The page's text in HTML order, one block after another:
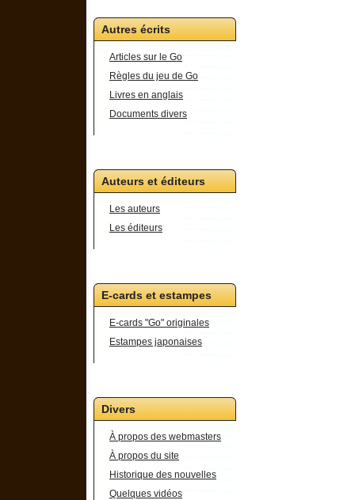
Autres écrits
Articles sur le Go
Règles du jeu de Go
Livres en anglais
Documents divers
Auteurs et éditeurs
Les auteurs
Les éditeurs
E-cards et estampes
E-cards "Go" originales
Estampes japonaises
Divers
À propos des webmasters
À propos du site
Historique des nouvelles
Quelques vidéos